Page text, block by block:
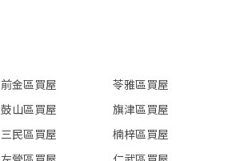
前金區買屋
苓雅區買屋
鼓山區買屋
旗津區買屋
三民區買屋
楠梓區買屋